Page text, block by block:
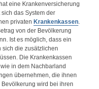
eine Krankenversicherung
das System der
privaten Krankenkassen.
von der Bevölkerung
Ist es möglich, dass ein
die zusätzlichen
Die Krankenkassen
in dem Nachbarland
übernehmen, die ihnen
wird bei ihren